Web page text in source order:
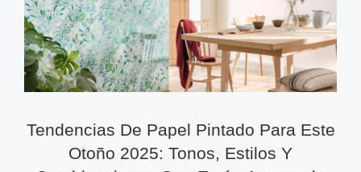
Tendencias De Papel Pintado Para Este
Otoño 2025: Tonos, Estilos Y